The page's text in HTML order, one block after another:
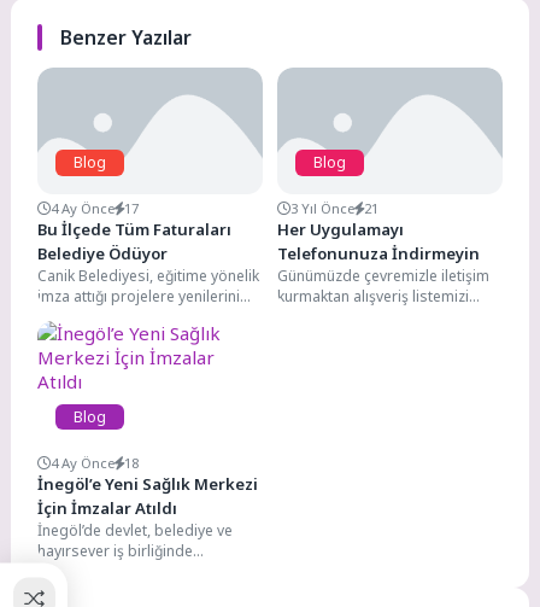
Benzer Yazılar
Blog
4 Ay Önce 17
Bu İlçede Tüm Faturaları
Belediye Ödüyor
Canik Belediyesi, eğitime yönelik
imza attığı projelere yenilerini
ekliyor, öğrenci ve aile bütçesine
katkı sunan...
Blog
3 Yıl Önce 21
Her Uygulamayı
Telefonunuza İndirmeyin
Günümüzde çevremizle iletişim
kurmaktan alışveriş listemizi
Blog
4 Ay Önce 18
İnegöl’e Yeni Sağlık Merkezi
İçin İmzalar Atıldı
İnegöl’de devlet, belediye ve
hayırsever iş birliğinde
bir yenisi daha ekleniyor.